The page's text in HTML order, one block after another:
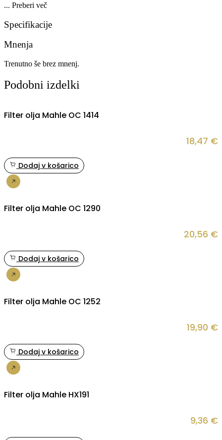
... Preberi več
Specifikacije
Mnenja
Trenutno še brez mnenj.
Podobni izdelki
Filter olja Mahle OC 1414
18,47 €
Dodaj v košarico
Filter olja Mahle OC 1290
20,56 €
Dodaj v košarico
Filter olja Mahle OC 1252
19,90 €
Dodaj v košarico
Filter olja Mahle HX191
9,36 €